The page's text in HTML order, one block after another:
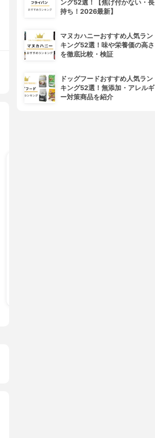
ング52選！【焦げ付かない・長
持ち！2026最新】
マヌカハニーおすすめ人気ラン
キング52選！味や栄養価の高さ
を徹底比較・検証
ドッグフードおすすめ人気ラン
キング52選！無添加・アレルギ
ー対策商品を紹介